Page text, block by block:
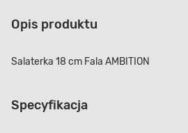
Opis produktu
Salaterka 18 cm Fala AMBITION
Specyfikacja